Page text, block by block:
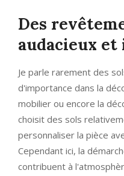
Des
audacieux
Je parle rarement des
d'importance dans la
mobilier ou encore la
choisit des sols
personnaliser la pièce
Cependant ici, la
contribuent à